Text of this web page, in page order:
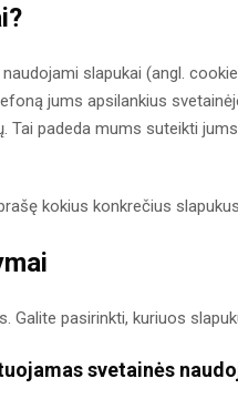
slapukai (angl.
jums apsilankius
Tai padeda mums suteikti
kokius konkrečius
Galite pasirinkti, kuriuos
svetainės